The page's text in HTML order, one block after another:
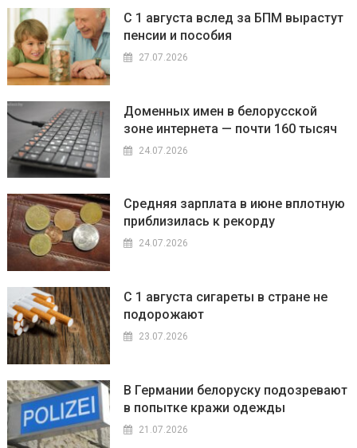
С 1 августа вслед за БПМ вырастут
пенсии и пособия
27.07.2026
Доменных имен в белорусской
зоне интернета — почти 160 тысяч
24.07.2026
Средняя зарплата в июне вплотную
приблизилась к рекорду
24.07.2026
С 1 августа сигареты в стране не
подорожают
23.07.2026
В Германии белоруску подозревают
в попытке кражи одежды
21.07.2026